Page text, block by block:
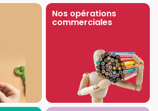
Nos opérations
commerciales